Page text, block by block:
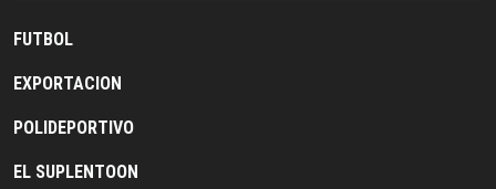
FUTBOL
EXPORTACION
POLIDEPORTIVO
EL SUPLENTOON